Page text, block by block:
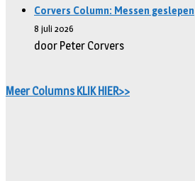
Corvers Column: Messen geslepen
8 juli 2026
door Peter Corvers
Meer Columns KLIK HIER>>